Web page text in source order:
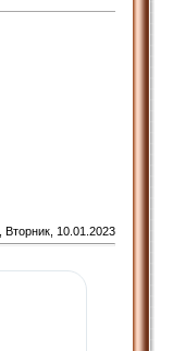
, Вторник, 10.01.2023